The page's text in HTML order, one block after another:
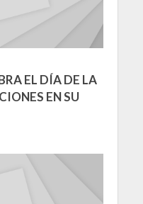
EL DÍA DE LA
EN SU